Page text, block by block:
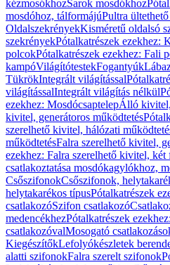
kézmosókhozSarok mosdókhoz
mosdóhoz, tálformájúPultra
OldalszekrényekKisméretű oldalsó
szekrényekPótalkatrészek ezekhez:
polcokPótalkatrészek ezekhez: Fali
kampóVilágítótestekFogantyúk
TükrökIntegrált világítással
világítássalIntegrált világítás nélkül
ezekhez: MosdócsaptelepÁlló
kivitel, generátoros működtetés
szerelhető kivitel, hálózati
működtetésFalra szerelhető kivitel,
ezekhez: Falra szerelhető kivitel,
csatlakoztatása mosdókagylókhoz,
CsőszifonokCsőszifonok,
helytakarékos típusPótalkatrészek
csatlakozóSzifon csatlakozó
medencékhezPótalkatrészek
csatlakozóvalMosogató
KiegészítőkLefolyókészletek
alatti szifonokFalra szerelt szifonok